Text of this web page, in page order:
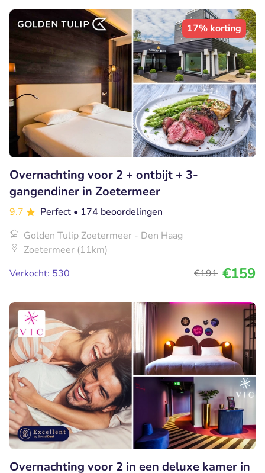
17% korting
Overnachting voor 2 + ontbijt + 3-
gangendiner in Zoetermeer
9.7 Perfect • 174 beoordelingen
Golden Tulip Zoetermeer - Den Haag
Zoetermeer (11km)
Verkocht: 530
€191 €159
Overnachting voor 2 in een deluxe kamer in